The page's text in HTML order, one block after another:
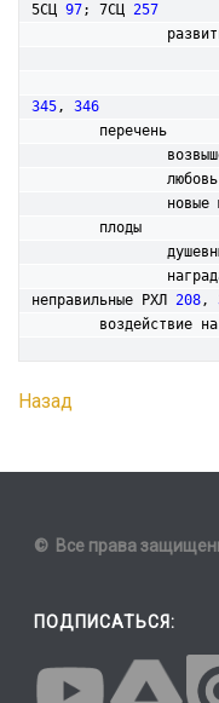
5СЦ 97; 7СЦ 257
345, 346
неправильные РХЛ 208,
воздействие
Назад
© Все права
ПОДПИСАТЬСЯ: